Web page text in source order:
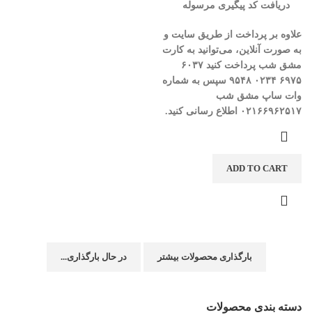
دسته بندی محصولات
دریافت کد پیگیری مرسوله
علاوه بر پرداخت از طریق سایت و
به صورت آنلاین، می‌توانید به کارت
مشق شب پرداخت کنید ۶۰۳۷
۶۹۷۵ ۰۲۳۴ ۹۵۴۸ سپس به شماره
وات ساپ مشق شب
۰۲۱۶۶۹۶۲۵۱۷ اطلاع رسانی کنید.
ADD TO CART
بارگذاری محصولات بیشتر در حال بارگذاری...